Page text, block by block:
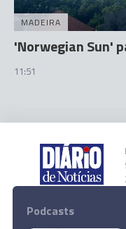
MADEIRA
'Norwegian Sun'
11:51
Podcasts